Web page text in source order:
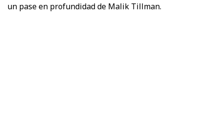
un pase en profundidad de Malik Tillman.